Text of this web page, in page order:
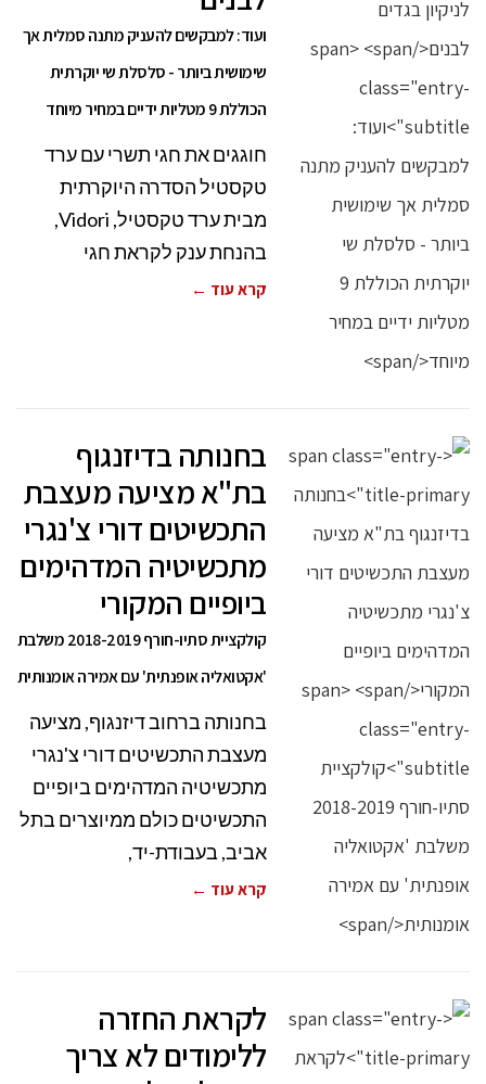
ועוד: למבקשים להעניק מתנה סמלית אך
שימושית ביותר - סלסלת שי יוקרתית
הכוללת 9 מטליות ידיים במחיר מיוחד
חוגגים את חגי תשרי עם ערד
טקסטיל הסדרה היוקרתית
מבית ערד טקסטיל, Vidori,
בהנחת ענק לקראת חגי
קרא עוד ←
בחנותה בדיזנגוף
בת"א מציעה מעצבת
התכשיטים דורי צ'נגרי
מתכשיטיה המדהימים
ביופיים המקורי
קולקציית סתיו-חורף 2018-2019 משלבת
'אקטואליה אופנתית' עם אמירה אומנותית
בחנותה ברחוב דיזנגוף, מציעה
מעצבת התכשיטים דורי צ'נגרי
מתכשיטיה המדהימים ביופיים
התכשיטים כולם ממיוצרים בתל
אביב, בעבודת-יד,
קרא עוד ←
לקראת החזרה
ללימודים לא צריך